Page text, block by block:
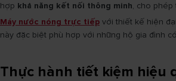
hợp khả năng kết nối thông minh, cho phép
Máy nước nóng trực tiếp với thiết kế hiện
này đặc biệt phù hợp với những hộ gia đình
Thực hành tiết kiệm hiệu